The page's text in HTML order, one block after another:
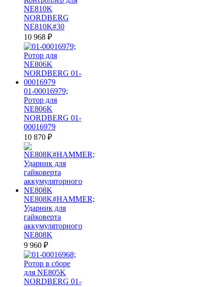
NE810K
NORDBERG
NE810K#30
10 968 ₽
01-00016979;
Ротор для
NE806K
NORDBERG 01-
00016979
10 870 ₽
NE808K#HAMMER;
Ударник для
гайковерта
аккумуляторного
NE808K
9 960 ₽